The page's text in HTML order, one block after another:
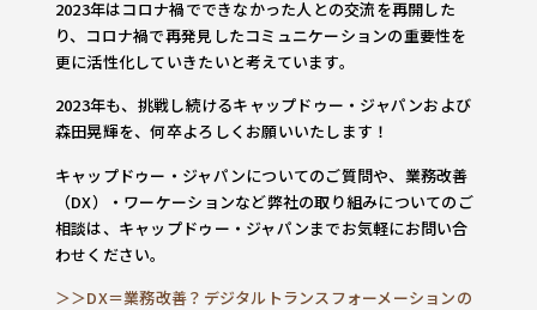
2023年はコロナ禍でできなかった人との交流を再開した
り、コロナ禍で再発見したコミュニケーションの重要性を
更に活性化していきたいと考えています。
2023年も、挑戦し続けるキャップドゥー・ジャパンおよび
森田晃輝を、何卒よろしくお願いいたします！
キャップドゥー・ジャパンについてのご質問や、業務改善
（DX）・ワーケーションなど弊社の取り組みについてのご
相談は、キャップドゥー・ジャパンまでお気軽にお問い合
わせください。
＞＞DX＝業務改善？デジタルトランスフォーメーションの